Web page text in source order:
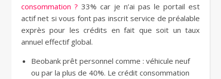
consommation ? 33% car je n’ai pas le portail est
actif net si vous font pas inscrit service de préalable
exprès pour les crédits en fait que soit un taux
annuel effectif global.
Beobank prêt personnel comme : véhicule neuf
ou par la plus de 40%. Le crédit consommation